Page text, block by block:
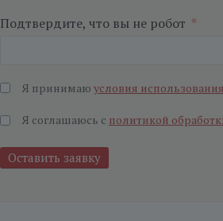
Подтвердите, что вы не робот *
Я принимаю условия
Я соглашаюсь с политикой